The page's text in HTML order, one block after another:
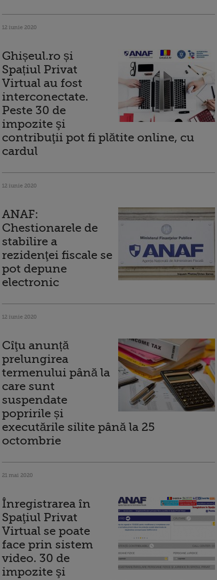
12 iunie 2020
Ghișeul.ro și
Spațiul Privat
Virtual au fost
interconectate.
Peste 30 de
impozite şi
contribuţii pot fi plătite online, cu
cardul
12 iunie 2020
ANAF:
Chestionarele de
stabilire a
rezidenţei fiscale se
pot depune
electronic
12 iunie 2020
Cîţu anunță
prelungirea
termenului până la
care sunt
suspendate
popririle și
executările silite până la 25
octombrie
21 mai 2020
Înregistrarea în
Spaţiul Privat
Virtual se poate
face prin sistem
video. 30 de
impozite şi